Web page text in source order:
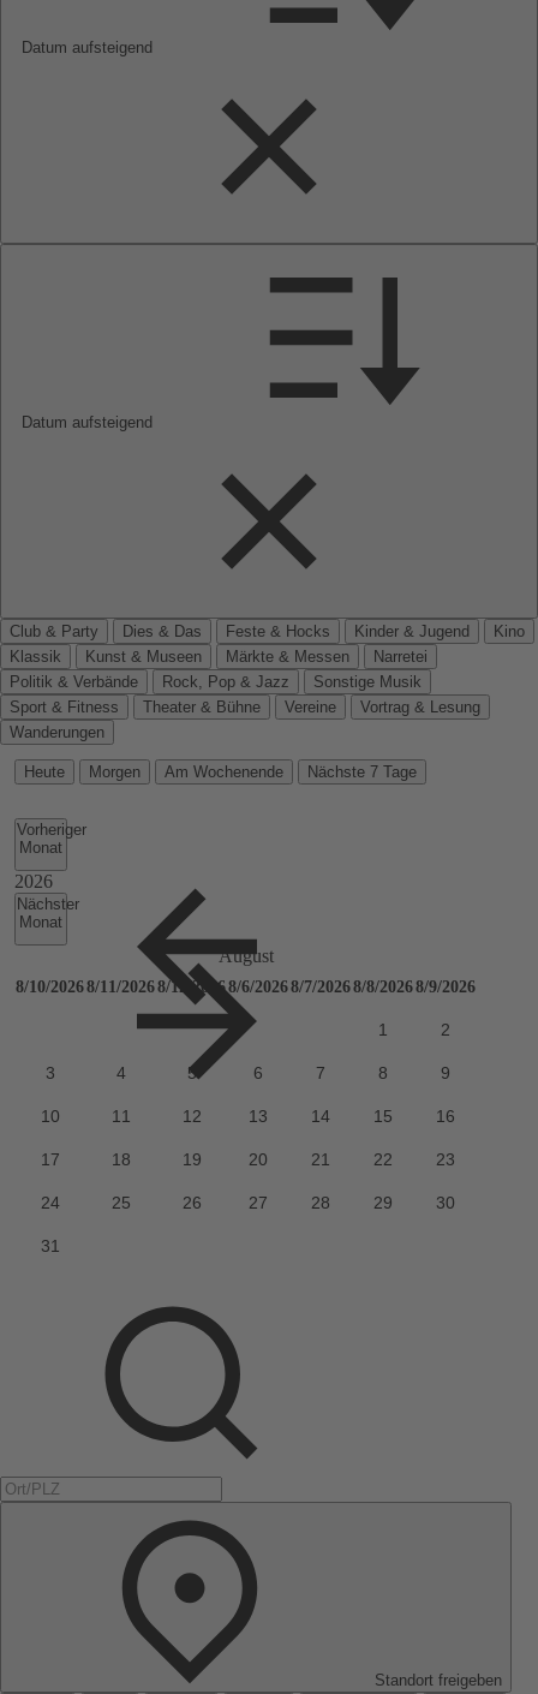
Datum aufsteigend
Datum aufsteigend
Club & Party Dies & Das Feste & Hocks Kinder & Jugend
Kino
Klassik
Kunst & Museen Märkte & Messen
Narretei
Politik & Verbände
Rock, Pop & Jazz
Sonstige Musik
Sport & Fitness
Theater & Bühne Vereine
Vortrag & Lesung
Wanderungen
Heute Morgen Am Wochenende Nächste 7 Tage
Vorheriger
Monat
Nächster
Monat
Standort freigeben